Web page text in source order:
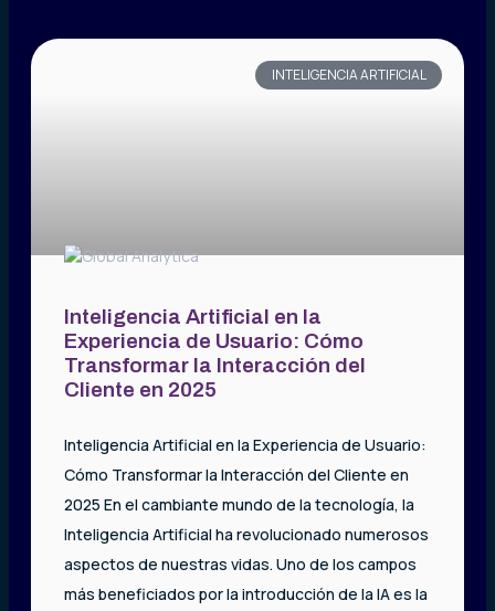
INTELIGENCIA ARTIFICIAL
Inteligencia Artificial en la
Experiencia de Usuario: Cómo
Transformar la Interacción del
Cliente en 2025
Inteligencia Artificial en la Experiencia de Usuario:
Cómo Transformar la Interacción del Cliente en
2025 En el cambiante mundo de la tecnología, la
Inteligencia Artificial ha revolucionado numerosos
aspectos de nuestras vidas. Uno de los campos
más beneficiados por la introducción de la IA es la